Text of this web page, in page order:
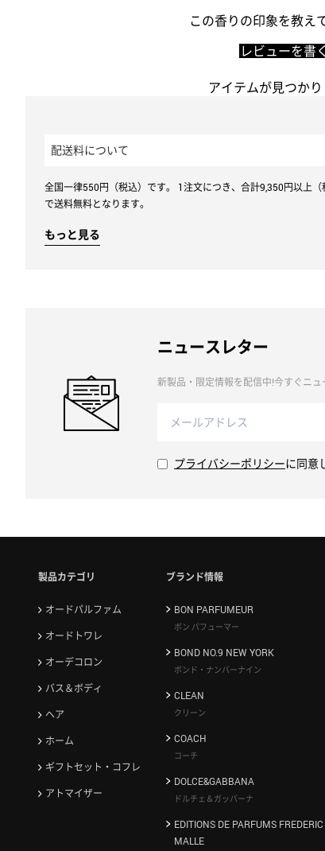
この香りの印象を教え
レビューを書く
アイテムが見つか
配送料について
全国一律550円（税込）です。 1注文につき、合計9,350円以上（
で送料無料となります。
もっと見る
ニュースレター
新製品・限定情報を配信中!今すぐニ
プライバシーポリシーに同意
製品カテゴリ
オードパルファム
オードトワレ
オーデコロン
バス＆ボディ
ヘア
ホーム
ギフトセット・コフレ
アトマイザー
ブランド情報
BON PARFUMEUR
ボン パフューマー
BOND NO.9 NEW YORK
ボンド・ナンバーナイン
CLEAN
クリーン
COACH
コーチ
DOLCE&GABBANA
ドルチェ＆ガッバーナ
EDITIONS DE PARFUMS FREDERIC
MALLE